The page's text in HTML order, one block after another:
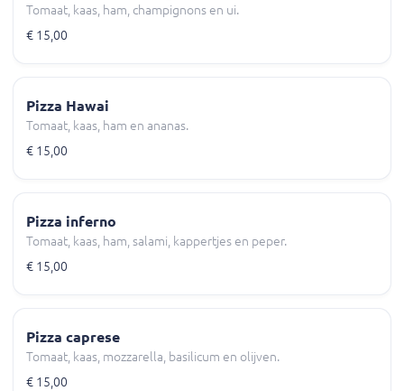
Tomaat, kaas, ham, champignons en ui.
€ 15,00
Pizza Hawai
Tomaat, kaas, ham en ananas.
€ 15,00
Pizza inferno
Tomaat, kaas, ham, salami, kappertjes en peper.
€ 15,00
Pizza caprese
Tomaat, kaas, mozzarella, basilicum en olijven.
€ 15,00